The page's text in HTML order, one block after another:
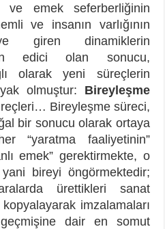
ve emek seferberliğinin
ve insanın varlığının
giren dinamiklerin
edici olan sonucu,
olarak yeni süreçlerin
olmuştur: Bireyleşme
Bireyleşme süreci,
bir sonucu olarak ortaya
“yaratma faaliyetinin”
emek” gerektirmekte, o
bireyi öngörmektedir;
ürettikleri sanat
imzalamaları
dair en somut